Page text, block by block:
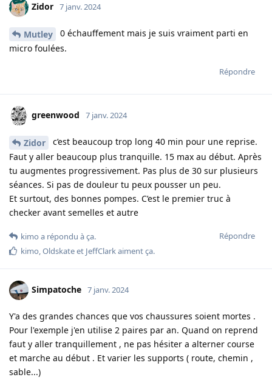
Zidor 7 janv. 2024
Mutley
0 échauffement mais je suis vraiment parti en
micro foulées.
Répondre
greenwood 7 janv. 2024
Zidor
c’est beaucoup trop long 40 min pour une reprise.
Faut y aller beaucoup plus tranquille. 15 max au début. Après
tu augmentes progressivement. Pas plus de 30 sur plusieurs
séances. Si pas de douleur tu peux pousser un peu.
Et surtout, des bonnes pompes. C’est le premier truc à
checker avant semelles et autre
Répondre
kimo a répondu à ça.
kimo,Oldskateet JeffClarkaiment ça.
Simpatoche 7 janv. 2024
Y'a des grandes chances que vos chaussures soient mortes .
Pour l'exemple j'en utilise 2 paires par an. Quand on reprend
faut y aller tranquillement , ne pas hésiter a alterner course
et marche au début . Et varier les supports ( route, chemin ,
sable...)